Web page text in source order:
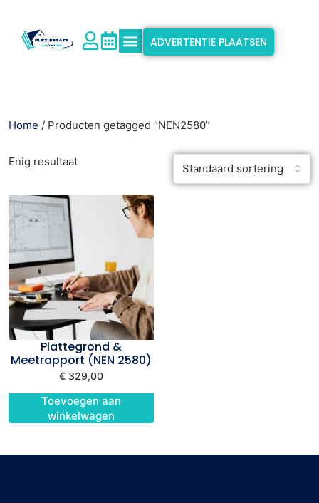
ADVERTENTIE PLAATSEN
Home / Producten getagged “NEN2580”
Enig resultaat
Standaard sortering
Plattegrond &
Meetrapport (NEN 2580)
€329,00
Toevoegen aan
winkelwagen